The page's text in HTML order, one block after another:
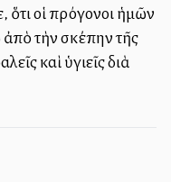
ὅτι οἱ πρόγονοι ἡμῶν
τὴν σκέπην τῆς
καὶ ὑγιεῖς διὰ